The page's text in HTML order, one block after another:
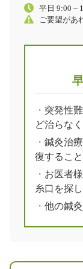
平日 9:00 ~
ご要望があ
突発性
ど治らな
鍼灸治
復するこ
お医者
糸口を探し
他の鍼